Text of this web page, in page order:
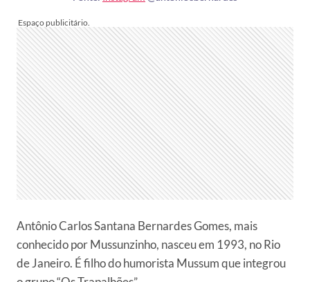
Antônio Carlos Santana Bernardes Gomes, mais
conhecido por Mussunzinho, nasceu em 1993, no Rio
de Janeiro. É filho do humorista Mussum que integrou